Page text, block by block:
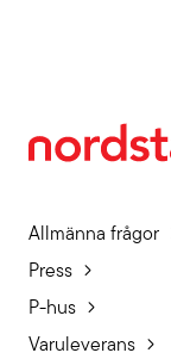
Allmänna frågor
Press
P-hus
Varuleverans